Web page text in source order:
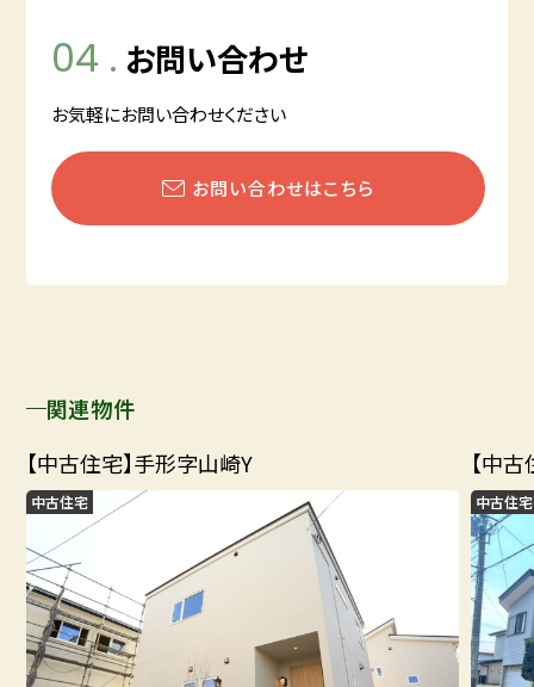
04 . お問い合わせ
お気軽にお問い合わせください
お問い合わせはこちら
関連物件
【中古住宅】手形字山崎Y
中古住宅
【中
中古住宅